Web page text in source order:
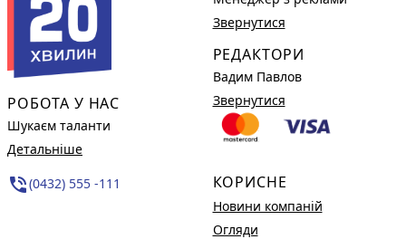
РОБОТА У НАС
Шукаєм таланти
Детальніше
phone_in_talk(0432) 555 -111
Звернутися
РЕДАКТОРИ
Вадим Павлов
Звернутися
КОРИСНЕ
Новини компаній
Огляди